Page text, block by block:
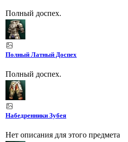
Полный доспех.
Полный Латный Доспех
Полный доспех.
Набедренники Зубея
Нет описания для этого предмета